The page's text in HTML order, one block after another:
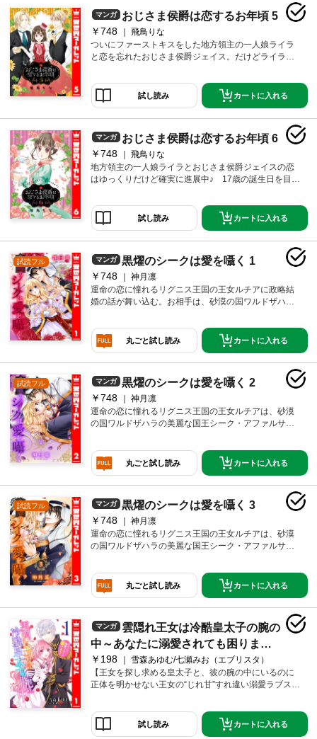
に発行されていた同名作品と同様の内容です。重複購
入にご注意ください。
マンガ おじさま侯爵は恋するお年頃 5
￥748
飛鳥りな
ついにファーストキスをした地方領主の一人娘ライラ
と恋を忘れたおじさま侯爵ジェイス。だけどライラは
とにするけど!? 一方、メリッサとアイザックの恋が急
展開☆ アイザックの秘めた想いは――!? ※ネクスト
Fから過去に発行されていた同名作品と同様の内容で
試し読み カートに入れる
マンガ おじさま侯爵は恋するお年頃 6
￥748
飛鳥りな
地方領主の一人娘ライラとおじさま侯爵ジェイスの恋
はゆっくりだけど確実に進展中♪ 17歳の誕生日を目前
にドキドキが止まらなくて――!? 20歳差の初恋ウエ
ディングLOVE！ ※ネクストFから過去に発行されてい
た同名作品と同様の内容です。重複購入にご注意くだ
試し読み カートに入れる
試読フル マンガ 黒燿のシークは愛を囁く 1
￥748
神月凛
運命の恋に憧れるリグニス王国の王女ルチアに政略結
婚の話が舞い込む。お相手は、砂漠の国ワルドザハラ
かし、アファルサードは傲慢で意地悪な性格だった!!
夜ごと、身体を求められるルチア。愛なき誘惑に抗う
ルチアだったが甘く強引なキスに体が熱くなり―!? ※
ネクストFから過去に発行されていた同名作品と同様の
内容です。重複購入にご注意ください。
丸ごと試し読み カートに入れる
試読フル マンガ 黒燿のシークは愛を囁く 2
￥748
神月凛
運命の恋に憧れるリグニス王国の王女ルチアは、砂漠
の国ワルドザハラの美麗な国王シーク・アファルサー
は、アファルサードに本当に愛してもらえたら、その
身を捧げようと決めるが、アファルサードの甘美なキ
スに決意が揺らぎ始め……。そんなルチアの前に、ア
ファルサードの過去を知る美しい女性が現れて――!?
※ネクストFから過去に発行されていた同名作品と同様
の内容です。重複購入にご注意ください。
丸ごと試し読み カートに入れる
試読フル マンガ 黒燿のシークは愛を囁く 3
￥748
神月凛
運命の恋に憧れるリグニス王国の王女ルチアは、砂漠
の国ワルドザハラの美麗な国王シーク・アファルサー
も、本当に愛してもらえた時にだけその身を捧げよう
と決める。そんなある日、国際会議でルチアの生まれ
た国・リグニスに行くことになったアファルサードと
ルチア。壮麗なリグニス城で身体を求められ、ルチア
は心まで虜になりそうで――。俺様シークと純情花嫁
の情熱アラビアンロマンス！ ※ネクストFから過去に
発行されていた同名作品と同様の内容です。重複購入
にご注意ください。
丸ごと試し読み カートに入れる
マンガ
雲隠れ王女は冷酷皇太子の腕の
中～あなたに溺愛されても困りま
す！ 1
￥198
雪森あゆむ/七瀬みお（エブリスタ）
【王女を探し求める皇太子と、彼の腕の中にいるのに
正体を明かせない王女の“じれ甘”すれ違い溺愛ラブスト
女。元王女はなんとか生き延び、現在は小国の城でマ
リアとして下働きをしている。何をしても失敗ばかり
試し読み カートに入れる